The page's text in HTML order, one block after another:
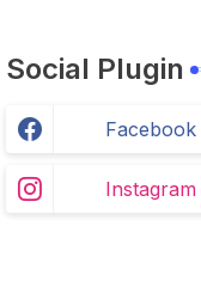
Social Plugin
Facebook
Instagram